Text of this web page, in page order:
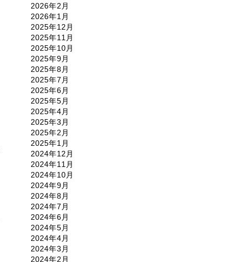
2026年2月
2026年1月
2025年12月
2025年11月
2025年10月
2025年9月
2025年8月
2025年7月
2025年6月
2025年5月
2025年4月
2025年3月
2025年2月
2025年1月
2024年12月
2024年11月
2024年10月
2024年9月
2024年8月
2024年7月
2024年6月
2024年5月
2024年4月
2024年3月
2024年2月